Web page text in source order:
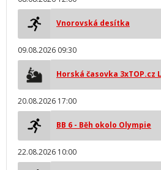
Vnorovská desítka
09.08.2026 09:30
Horská časovka 3xTOP.cz
20.08.2026 17:00
BB 6 - Běh okolo Olympie
22.08.2026 10:00